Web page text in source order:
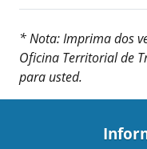
* Nota: Imprima dos
Oficina Territorial de
para usted.